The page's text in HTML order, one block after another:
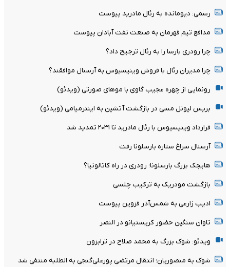
رسمی: دیومانده به رئال مادرید پیوست
مدافع تیم قهرمان به صنعت نفت آبادان پیوست
چرا رودری بارسا را به رئال ترجیح داد؟
چرا مدیران رئال با فروش وینیسیوس به آرسنال موافقند؟
رونمایی از چهره عجیب گاوی با موهای صورتی (ویدئو)
بریس لیونل مسی در بازگشت آتشین به اینترمیامی (ویدئو)
قرارداد وینیسیوس با رئال مادرید تا ۲۰۳۱ تمدید شد
آرسنال سراغ ستاره بارسلونا رفت
هایجک بزرگ بارسلونا؛ رودری در راه کاتالونیا؟
بازگشت مودریک به ترکیب چلسی
ادیب زارعی به شمس‌آذر قزوین پیوست
تاوان سنگین حضور کریستیانو در النصر
ویدئو: شوک بزرگ به محمد صلاح در ترابزون
شوک به منصوریان؛ انتقال مرتضی پورعلی‌گنجی به الطلبه منتفی شد